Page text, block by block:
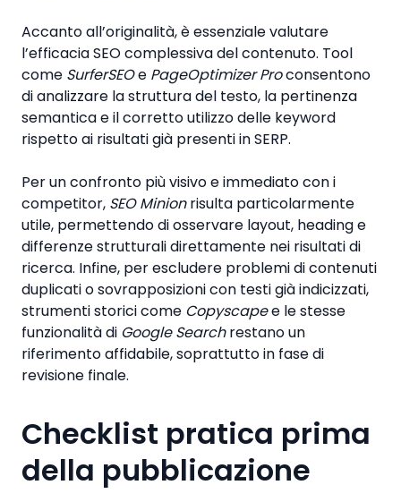
Accanto all’originalità, è essenziale valutare
l’efficacia SEO complessiva del contenuto. Tool
come SurferSEOe PageOptimizer Proconsentono
di analizzare la struttura del testo, la pertinenza
semantica e il corretto utilizzo delle keyword
rispetto ai risultati già presenti in SERP.
Per un confronto più visivo e immediato con i
competitor, SEO Minionrisulta particolarmente
utile, permettendo di osservare layout, heading e
differenze strutturali direttamente nei risultati di
ricerca. Infine, per escludere problemi di contenuti
duplicati o sovrapposizioni con testi già indicizzati,
strumenti storici come Copyscapee le stesse
funzionalità di Google Searchrestano un
riferimento affidabile, soprattutto in fase di
revisione finale.
Checklist pratica prima
della pubblicazione